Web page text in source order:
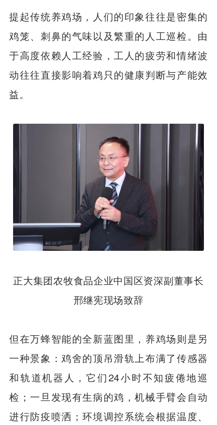
提起传统养鸡场，人们的印象往往是密集的
鸡笼、刺鼻的气味以及繁重的人工巡检。由
于高度依赖人工经验，工人的疲劳和情绪波
动往往直接影响着鸡只的健康判断与产能效
益。
正大集团农牧食品企业中国区资深副董事长
邢继宪现场致辞
但在万蜂智能的全新蓝图里，养鸡场则是另
一种景象：鸡舍的顶吊滑轨上布满了传感器
和轨道机器人，它们24小时不知疲倦地巡
检；一旦发现有生病的鸡，机械手臂会自动
进行防疫喷洒；环境调控系统会根据温度、